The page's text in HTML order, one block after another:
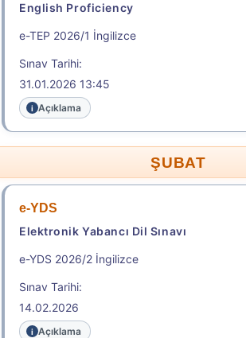
.2026-TR-YÖS/2
Türkiye Yurt Dışından Öğrenci Kabul
23:59
SINAVI (TR-YÖS/2) KILAVUZU
HIGHER EDUCATION IN TÜRKİYE
English Proficiency
e-TEP 2026/1 İngilizce
Sınav Tarihi:
31.01.2026 13:45
Açıklama
ŞUBAT
e-YDS
Elektronik Yabancı Dil Sınavı
e-YDS 2026/2 İngilizce
Sınav Tarihi:
14.02.2026
Açıklama